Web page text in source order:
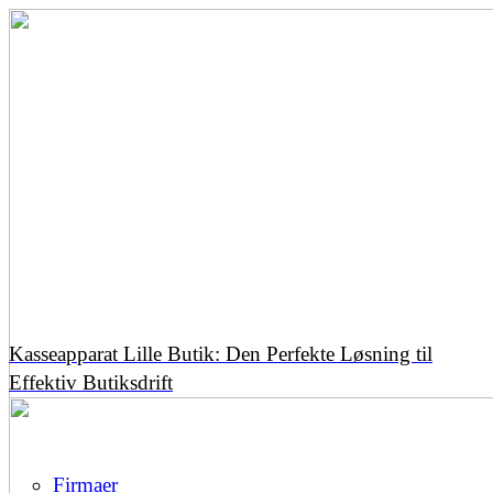
Kasseapparat Lille Butik: Den Perfekte Løsning til
Effektiv Butiksdrift
Firmaer